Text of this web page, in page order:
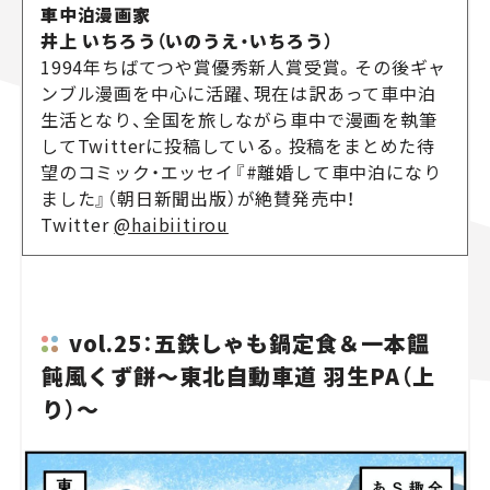
車中泊漫画家
井上 いちろう（いのうえ・いちろう）
1994年ちばてつや賞優秀新人賞受賞。その後ギャ
ンブル漫画を中心に活躍、現在は訳あって車中泊
生活となり、全国を旅しながら車中で漫画を執筆
してTwitterに投稿している。投稿をまとめた待
望のコミック・エッセイ『#離婚して車中泊になり
ました』（朝日新聞出版）が絶賛発売中！
Twitter@haibiitirou
vol.25：五鉄しゃも鍋定食＆一本饂
飩風くず餅〜東北自動車道 羽生PA（上
り）〜